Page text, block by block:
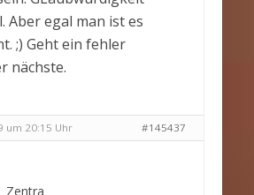
Aber egal man ist es
;) Geht ein fehler
nächste.
um 20:15 Uhr #145437
Zentra